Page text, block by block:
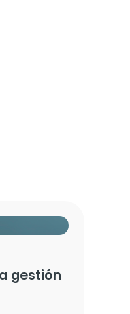
gestión